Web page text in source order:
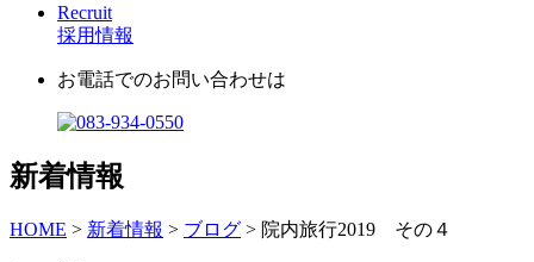
Recruit
採用情報
お電話でのお問い合わせは
新着情報
HOME > 新着情報 > ブログ > 院内旅行2019 その４